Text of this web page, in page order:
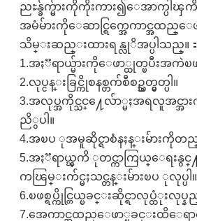
ညႊန္ခ်က္မ်ားကိုကိုးကား၍ေအာက္ပါၾ
အမံမ်ားကိုေဆာင္ရြက္အေကာင္အထည္ေ
သိမ္းဆည္းထားရန္လုိအပ္ပါသည္။：
1.အႏၱရာယ္မ်ားကိုေဖာ္ထုတ္ၿပီးအကဲၿဖ
2.လုပ္ငန္းခြင္ကိုစနစ္တက်စီစဥ္သတ္မွတ္ပါ။
3.အလုပ္အကိုင္သင္႔ေလ်ာ္မႈအရလူအင္အာ
ညိွပါ။
4.အၿပ ုအမူဆိုင္ရာစံနႈန္းမ်ားကိုတ
5.အႏၱရာယ္ၾကိ ုတင္ကာကြယ္ေရးနွင္
ကၽြမ္းက်င္မႈသင္တန္းမ်ားၿပ ုလုပ္ပါ။
6.ၿဖစ္ရပ္ကိုင္တြယ္ၿခင္းဆိုင္ရာလုပ္ထံုးလုပ္န
7.အေကာင္အထည္ေဖာ္ၿခင္းထိေရာ